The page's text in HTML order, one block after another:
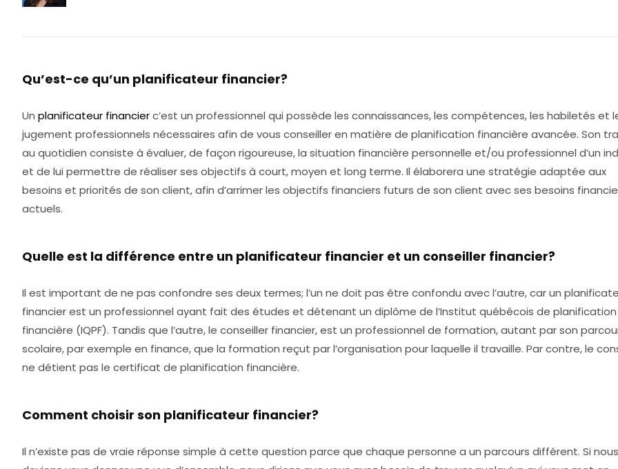
Qu’est-ce qu’un planificateur financier?
Un planificateur financierc’est un professionnel qui possède les connaissances, les compétences, les habiletés et
jugement professionnels nécessaires afin de vous conseiller en matière de planification financière avancée. Son
au quotidien consiste à évaluer, de façon rigoureuse, la situation financière personnelle et/ou professionnel d’un
et de lui permettre de réaliser ses objectifs à court, moyen et long terme. Il élaborera une stratégie adaptée aux
besoins et priorités de son client, afin d’arrimer les objectifs financiers futurs de son client avec ses besoins
actuels.
Quelle est la différence entre un planificateur financier et un conseiller financier?
Il est important de ne pas confondre ses deux termes; l’un ne doit pas être confondu avec l’autre, car un
financier est un professionnel ayant fait des études et détenant un diplôme de l’Institut québécois de planification
financière (IQPF). Tandis que l’autre, le conseiller financier, est un professionnel de formation, autant par son
scolaire, par exemple en finance, que la formation reçut par l’organisation pour laquelle il travaille. Par contre, le
ne détient pas le certificat de planification financière.
Comment choisir son planificateur financier?
Il n’existe pas de vraie réponse simple à cette question parce que chaque personne a un parcours différent. Si nous